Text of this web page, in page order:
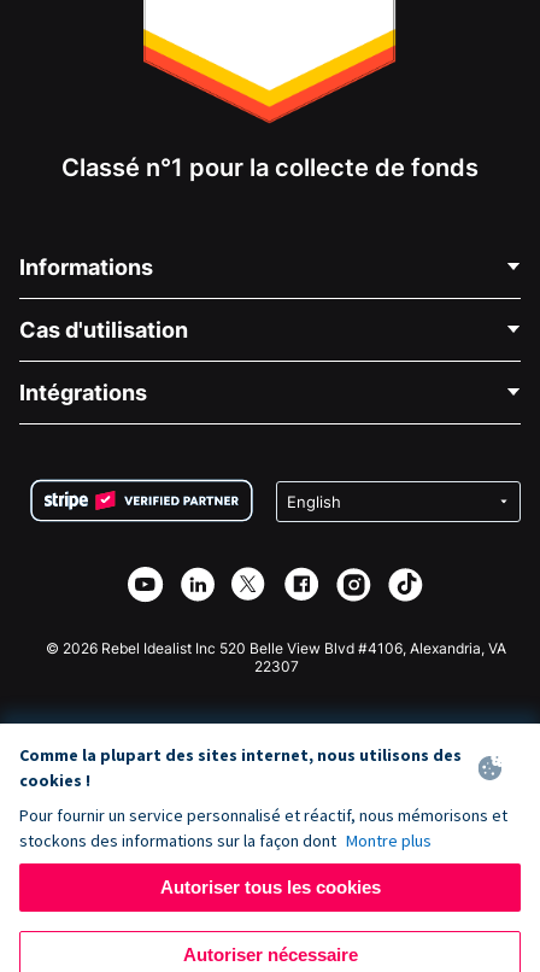
Classé n°1 pour la collecte de fonds
Informations
À propos de nous
Carrières
Confidentialité
Partenariat d'affiliation
Bibliothèque
Cas d'utilisation
Collecte de fonds médicale
Collecte de fonds caritative
Intégrations
Plugin de don Wix
Application de don Webflow
Don Joomla
© 2026 Rebel Idealist Inc 520 Belle View Blvd #4106, Alexandria, VA
22307
Comme la plupart des sites internet, nous utilisons des
cookies !
Pour fournir un service personnalisé et réactif, nous mémorisons et
stockons des informations sur la façon dont Montre plus
Autoriser tous les cookies
Autoriser nécessaire